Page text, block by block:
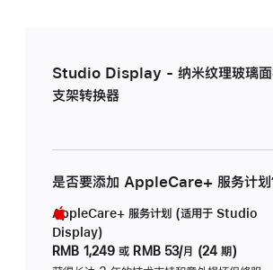
Studio Display - 纳米纹理玻璃
支架转换器
是否要添加 AppleCare+ 服务计划
AppleCare+ 服务计划 (适用于 Studio
Display)
RMB 1,249 或 RMB 53/月 (24 期)